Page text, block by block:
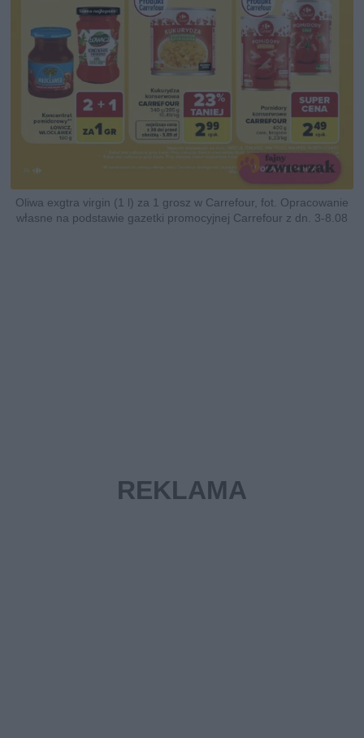
Oliwa exgtra virgin (1 l) za 1 grosz w Carrefour, fot. Opracowanie
własne na podstawie gazetki promocyjnej Carrefour z dn. 3-8.08